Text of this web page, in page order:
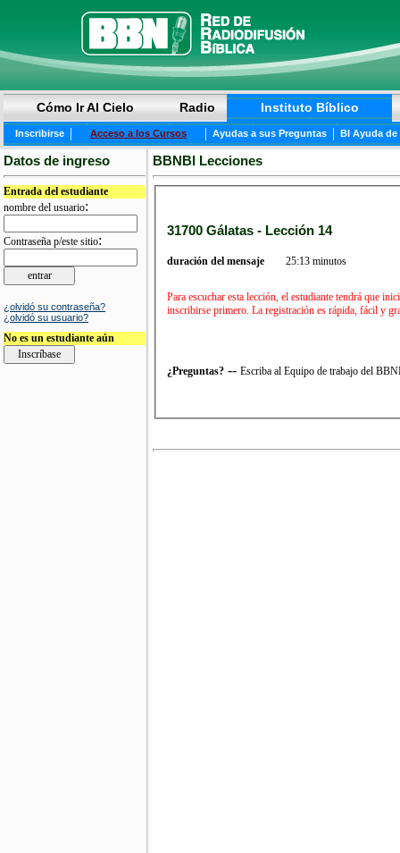
Cómo Ir Al Cielo Radio Instituto Bíblico
Inscribirse | Acceso a los Cursos | Ayudas a sus Preguntas | BI Ayuda
Datos de ingreso
Entrada del estudiante
nombre del usuario:
Contraseña p/este sitio:
¿olvidó su contraseña?
¿olvidó su usuario?
No es un estudiante aún
BBNBI Lecciones
31700 Gálatas - Lección 14
duración del mensaje 25:13 minutos
Para escuchar esta lección, el estudiante tendrá que
inscribirse primero. La registración es rápida, fácil y
¿Preguntas? -- Escriba al Equipo de trabajo del